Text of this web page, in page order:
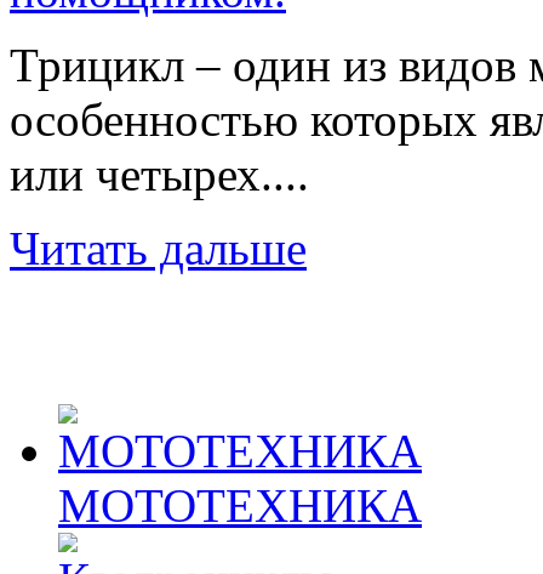
Трицикл – один из видов
особенностью которых
или четырех....
Читать дальше
МОТОТЕХНИКА